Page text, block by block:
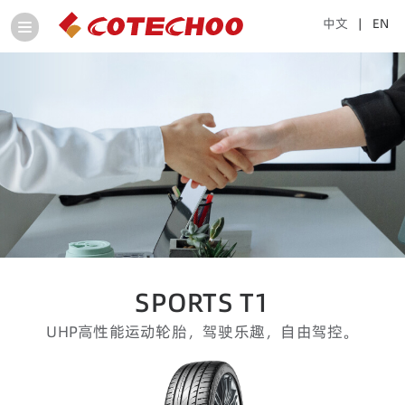
中文 | EN
SPORTS T1
UHP高性能运动轮胎，驾驶乐趣，自由驾控。